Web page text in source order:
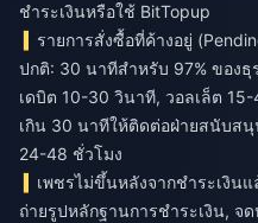
ชำระเงินหรือใช้ BitTopup
รายการสั่งซื้อที่ค้างอยู่
ปกติ: 30 นาทีสำหรับ 97% ของ
เดบิต 10-30 วินาที, วอลเล็ต
เกิน 30 นาทีให้ติดต่อฝ่ายสนับส
24-48 ชั่วโมง
เพชรไม่ขึ้นหลังจากชำระเงินแ
ถ่ายรูปหลักฐานการชำระเงิน, จ